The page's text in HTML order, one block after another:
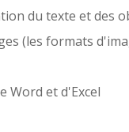
du texte et des
(les formats
Word et d'Excel